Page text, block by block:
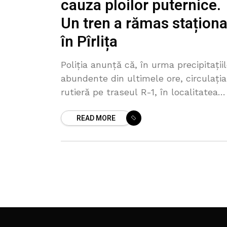
cauza ploilor puternice.
Un tren a rămas
în Pîrlița
Poliția anunță că, în urma
abundente din ultimele ore, circulația
rutieră pe traseul R-1, în localitatea
temporar blocată. Potrivit oamenilor
READ MORE